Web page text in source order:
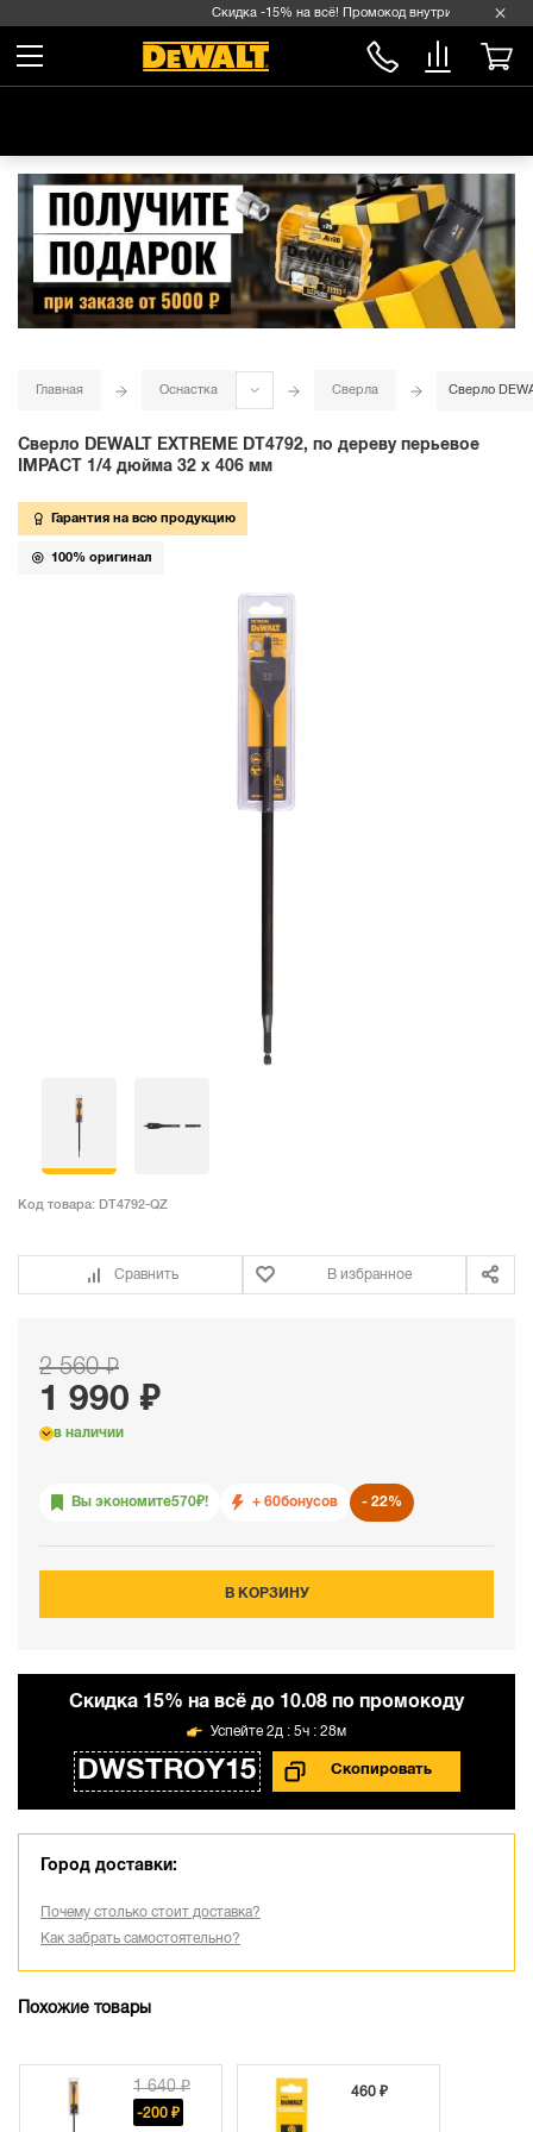
Скидка -15% на всё! Промокод внутри →
Главная Оснастка Сверла Сверло
Сверло DEWALT EXTREME DT4792, по дереву перьевое
IMPACT 1/4 дюйма 32 x 406 мм
Гарантия на всю продукцию
100% оригинал
Код товара: DT4792-QZ
Сравнить В избранное
2 560 ₽
1 990 ₽
в наличии
Вы экономите570₽! + 60бонусов 22%
В КОРЗИНУ
Cкидка 15% на всё до 10.08 по промокоду
DWSTROY15
2д : 5ч : 28м
Город доставки:
Почему столько стоит доставка?
Как забрать самостоятельно?
Похожие товары
1 640 ₽
-200 ₽
460 ₽